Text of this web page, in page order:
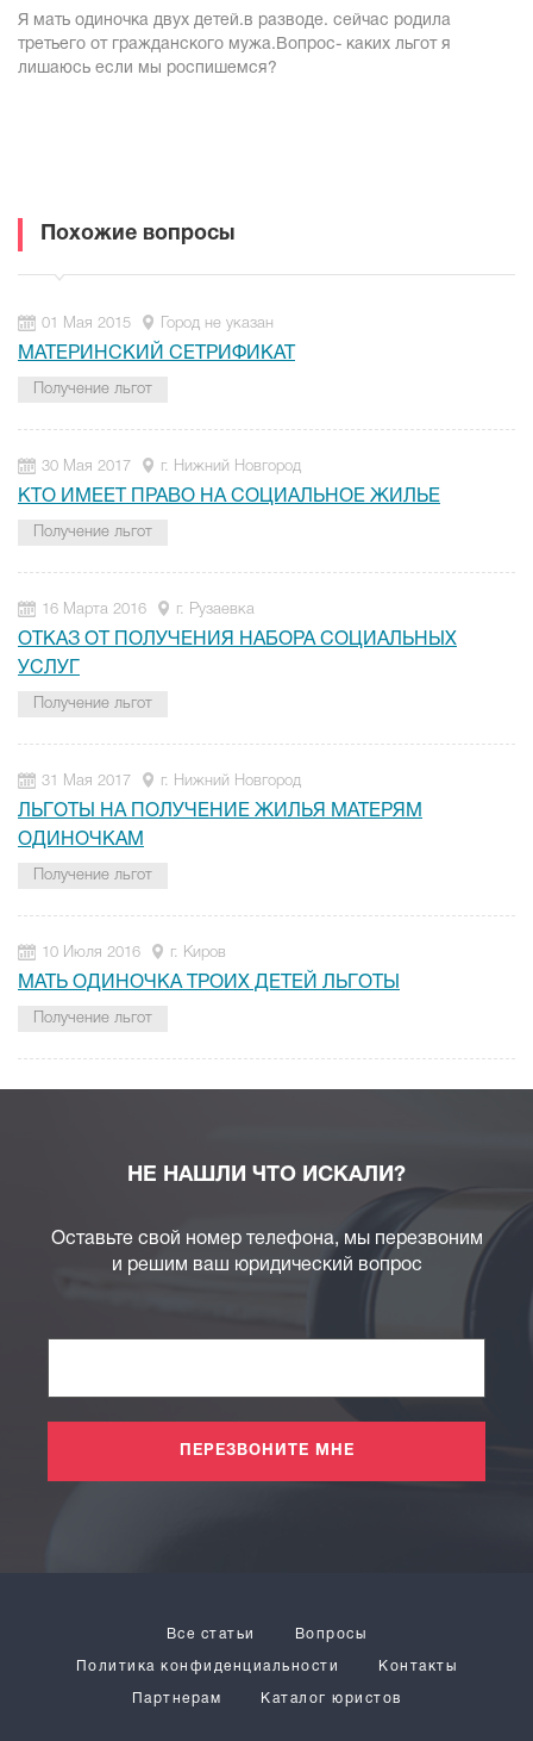
Я мать одиночка двух детей.в разводе. сейчас родила
третьего от гражданского мужа.Вопрос- каких льгот я
лишаюсь если мы роспишемся?
Похожие вопросы
01 Мая 2015 Город не указан
МАТЕРИНСКИЙ СЕТРИФИКАТ
Получение льгот
30 Мая 2017 г. Нижний Новгород
КТО ИМЕЕТ ПРАВО НА СОЦИАЛЬНОЕ ЖИЛЬЕ
Получение льгот
16 Марта 2016 г. Рузаевка
ОТКАЗ ОТ ПОЛУЧЕНИЯ НАБОРА СОЦИАЛЬНЫХ
УСЛУГ
Получение льгот
31 Мая 2017 г. Нижний Новгород
ЛЬГОТЫ НА ПОЛУЧЕНИЕ ЖИЛЬЯ МАТЕРЯМ
ОДИНОЧКАМ
Получение льгот
10 Июля 2016 г. Киров
МАТЬ ОДИНОЧКА ТРОИХ ДЕТЕЙ ЛЬГОТЫ
Получение льгот
НЕ НАШЛИ ЧТО ИСКАЛИ?
Оставьте свой номер телефона, мы перезвоним
и решим ваш юридический вопрос
ПЕРЕЗВОНИТЕ МНЕ
Все статьи Вопросы
Политика конфиденциальности Контакты
Партнерам Каталог юристов